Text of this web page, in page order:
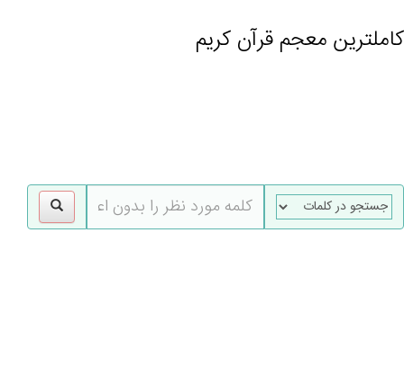
کاملترین معجم قرآن کریم